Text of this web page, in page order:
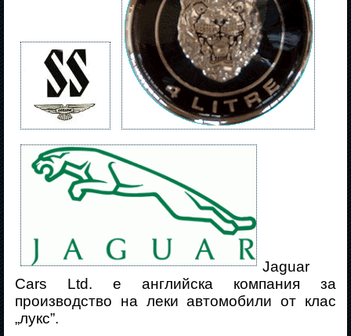
Jaguar
Cars Ltd. е английска компания за
производство на леки автомобили от клас
„лукс”.